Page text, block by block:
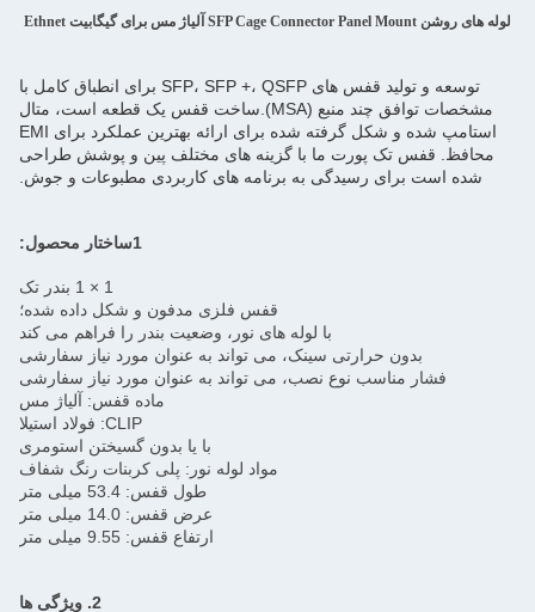
لوله های روشن SFP Cage Connector Panel Mount آلیاژ مس برای گیگابیت Ethnet
توسعه و تولید قفس های SFP، SFP +، QSFP برای انطباق کامل با
مشخصات توافق چند منبع (MSA).ساخت قفس یک قطعه است، متال
استامپ شده و شکل گرفته شده برای ارائه بهترین عملکرد برای EMI
محافظ. قفس تک پورت ما با گزینه های مختلف پین و پوشش طراحی
شده است برای رسیدگی به برنامه های کاربردی مطبوعات و جوش.
1ساختار محصول:
1 × 1 بندر تک
قفس فلزی مدفون و شکل داده شده؛
با لوله های نور، وضعیت بندر را فراهم می کند
بدون حرارتی سینک، می تواند به عنوان مورد نیاز سفارشی
فشار مناسب نوع نصب، می تواند به عنوان مورد نیاز سفارشی
ماده قفس: آلیاژ مس
CLIP: فولاد استیلا
با یا بدون گسیختن استومری
مواد لوله نور: پلی کربنات رنگ شفاف
طول قفس: 53.4 میلی متر
عرض قفس: 14.0 میلی متر
ارتفاع قفس: 9.55 میلی متر
2. ویژگی ها